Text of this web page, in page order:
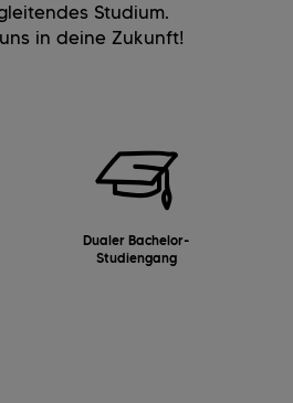
Studium.
in deine Zukunft!
Dualer Bachelor-
Studiengang